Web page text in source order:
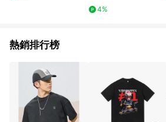
NIUS - gender_Man
4%
熱銷排行榜